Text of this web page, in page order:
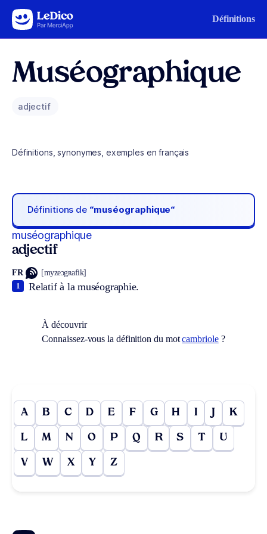
Aller au contenu Définitions
Muséographique
adjectif
Définitions, synonymes, exemples en français
Définitions de “muséographique“
muséographique
adjectif
FR [myzeɔgʀafik]
Relatif à la muséographie.
1
À découvrir
Connaissez-vous la définition du motcambriole?
A B C D E F G H I J K
L M N O P Q R S T U
V W X Y Z